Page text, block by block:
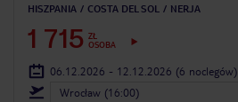
HISZPANIA COSTA DEL SOL NERJA
1 715 ZŁ
OSOBA
06.12.2026 - 12.12.2026 (6 noclegów)
Wrocław (16:00)